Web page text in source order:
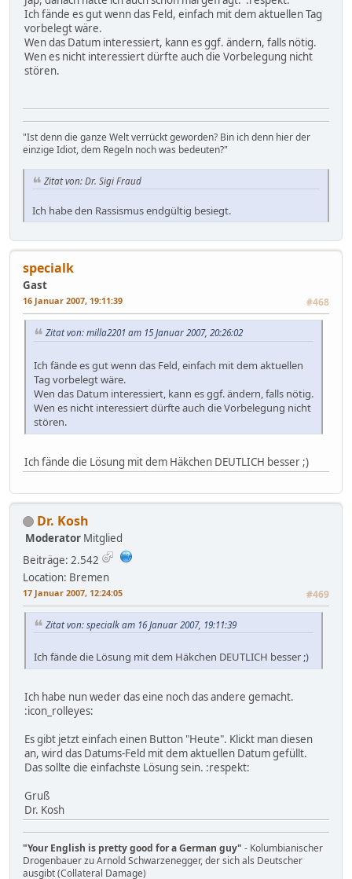
Ich fände es gut wenn das Feld, einfach mit dem aktuellen Tag
vorbelegt wäre.
Wen das Datum interessiert, kann es ggf. ändern, falls nötig.
Wen es nicht interessiert dürfte auch die Vorbelegung nicht
stören.
"Ist denn die ganze Welt verrückt geworden? Bin ich denn hier der
einzige Idiot, dem Regeln noch was bedeuten?"
Zitat von: Dr. Sigi Fraud
Ich habe den Rassismus endgültig besiegt.
specialk
Gast
16 Januar 2007, 19:11:39 #468
Zitat von: milla2201 am 15 Januar 2007, 20:26:02
Ich fände es gut wenn das Feld, einfach mit dem aktuellen
Tag vorbelegt wäre.
Wen das Datum interessiert, kann es ggf. ändern, falls nötig.
Wen es nicht interessiert dürfte auch die Vorbelegung nicht
stören.
Ich fände die Lösung mit dem Häkchen DEUTLICH besser ;)
Dr. Kosh
Moderator Mitglied
Beiträge: 2.542
Location: Bremen
17 Januar 2007, 12:24:05 #469
Zitat von: specialk am 16 Januar 2007, 19:11:39
Ich fände die Lösung mit dem Häkchen DEUTLICH besser ;)
Ich habe nun weder das eine noch das andere gemacht.
:icon_rolleyes:
Es gibt jetzt einfach einen Button "Heute". Klickt man diesen
an, wird das Datums-Feld mit dem aktuellen Datum gefüllt.
Das sollte die einfachste Lösung sein. :respekt:
Gruß
Dr. Kosh
"Your English is pretty good for a German guy" - Kolumbianischer
Drogenbauer zu Arnold Schwarzenegger, der sich als Deutscher
ausgibt (Collateral Damage)